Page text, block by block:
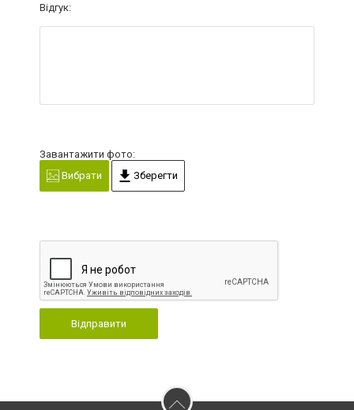
Відгук:
Завантажити фото:
Вибрати
Зберегти
Відправити